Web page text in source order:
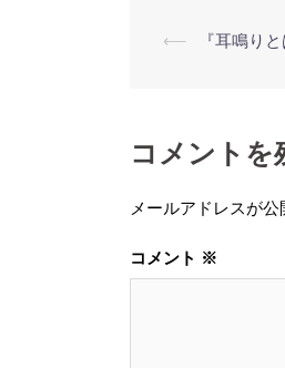
投
ゲ
シ
ョ
ン
⟵ 『耳鳴りと
コメントを
メールアドレスが公
コメント ※